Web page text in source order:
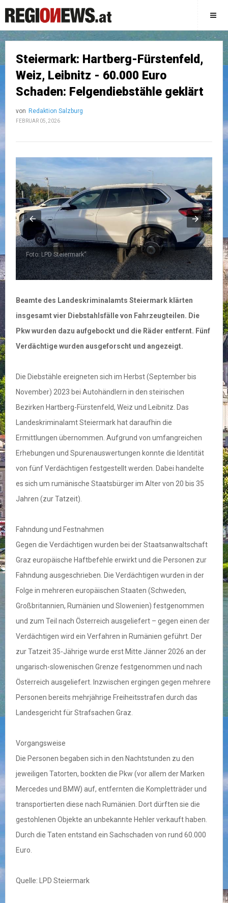
Steiermark: Hartberg-Fürstenfeld,
Weiz, Leibnitz - 60.000 Euro
Schaden: Felgendiebstähle geklärt
von Redaktion Salzburg
FEBRUAR 05, 2026
Foto: LPD Steiermark“
Beamte des Landeskriminalamts Steiermark klärten
insgesamt vier Diebstahlsfälle von Fahrzeugteilen. Die
Pkw wurden dazu aufgebockt und die Räder entfernt. Fünf
Verdächtige wurden ausgeforscht und angezeigt.
Die Diebstähle ereigneten sich im Herbst (September bis
November) 2023 bei Autohändlern in den steirischen
Bezirken Hartberg-Fürstenfeld, Weiz und Leibnitz. Das
Landeskriminalamt Steiermark hat daraufhin die
Ermittlungen übernommen. Aufgrund von umfangreichen
Erhebungen und Spurenauswertungen konnte die Identität
von fünf Verdächtigen festgestellt werden. Dabei handelte
es sich um rumänische Staatsbürger im Alter von 20 bis 35
Jahren (zur Tatzeit).
Fahndung und Festnahmen
Gegen die Verdächtigen wurden bei der Staatsanwaltschaft
Graz europäische Haftbefehle erwirkt und die Personen zur
Fahndung ausgeschrieben. Die Verdächtigen wurden in der
Folge in mehreren europäischen Staaten (Schweden,
Großbritannien, Rumänien und Slowenien) festgenommen
und zum Teil nach Österreich ausgeliefert – gegen einen der
Verdächtigen wird ein Verfahren in Rumänien geführt. Der
zur Tatzeit 35-Jährige wurde erst Mitte Jänner 2026 an der
ungarisch-slowenischen Grenze festgenommen und nach
Österreich ausgeliefert. Inzwischen ergingen gegen mehrere
Personen bereits mehrjährige Freiheitsstrafen durch das
Landesgericht für Strafsachen Graz.
Vorgangsweise
Die Personen begaben sich in den Nachtstunden zu den
jeweiligen Tatorten, bockten die Pkw (vor allem der Marken
Mercedes und BMW) auf, entfernten die Kompletträder und
transportierten diese nach Rumänien. Dort dürften sie die
gestohlenen Objekte an unbekannte Hehler verkauft haben.
Durch die Taten entstand ein Sachschaden von rund 60.000
Euro.
Quelle: LPD Steiermark